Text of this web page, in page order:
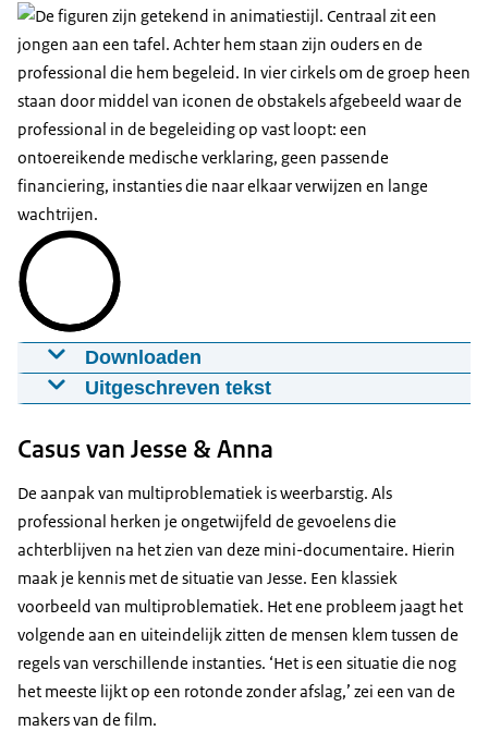
Downloaden
Van loket naar het LET: een PMM-casus
13-09-2023 webm
Uitgeschreven tekst
de gemeente en werkt nu aan de complexe
Hij is acht jaar en kan door een tumor op zijn
stembanden niet meer praten. Het is voor hem
heel moeilijk om te communiceren en wordt
daardoor steeds eenzamer. Een gebarentolk zou
hem hierbij kunnen helpen. Alleen heeft hij
volgens de Wet centraliseren tolkvoorzieningen
hier geen recht op, omdat hij geen auditieve
beperking heeft. Samuel heeft ook andere fysieke
beperkingen, waardoor hij moeilijk op de stoel
Casus van Jesse & Anna
De aanpak van multiproblematiek is weerbarstig. Als
professional herken je ongetwijfeld de gevoelens die
achterblijven na het zien van deze mini-documentaire. Hierin
maak je kennis met de situatie van Jesse. Een klassiek
voorbeeld van multiproblematiek. Het ene probleem jaagt het
volgende aan en uiteindelijk zitten de mensen klem tussen de
regels van verschillende instanties. ‘Het is een situatie die nog
het meeste lijkt op een rotonde zonder afslag,’ zei een van de
makers van de film.